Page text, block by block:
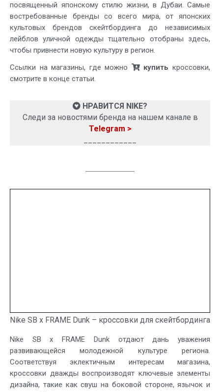
посвященный японскому стилю жизни, в Дубаи. Самые
востребованные бренды со всего мира, от японских
культовых брендов скейтбординга до независимых
лейблов уличной одежды тщательно отобраны здесь,
чтобы привнести новую культуру в регион.
Ссылки на магазины, где можно
купить кроссовки,
смотрите в конце статьи.
НРАВИТСЯ NIKE?
Следи за новостями бренда на нашем канале в
Telegram >
Nike SB x FRAME Dunk – кроссовки для скейтбординга
Nike SB x FRAME Dunk отдают дань уважения
развивающейся молодежной культуре региона.
Соответствуя эклектичным интересам магазина,
кроссовки дважды воспроизводят ключевые элементы
дизайна, такие как свуш на боковой стороне, язычок и